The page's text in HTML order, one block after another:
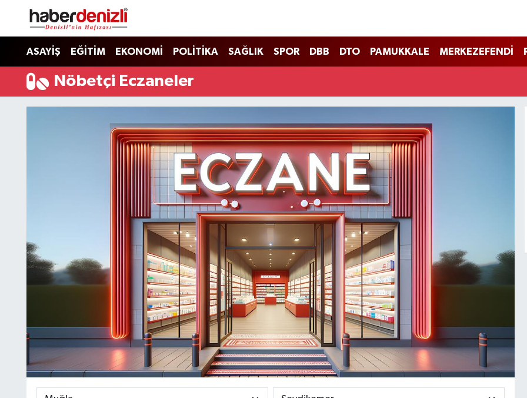
ASAYİŞ EĞİTİM EKONOMİ POLİTİKA SAĞLIK SPOR DBB DTO PAMUKKALE MERKEZEFENDİ
Nöbetçi Eczaneler
Denizli Nöbetçi Eczaneler
Denizli Hava Durumu
Denizli Trafik Yoğunluk Haritası
Puan Durumu ve Fikstür